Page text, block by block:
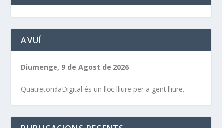
AVUÍ
Diumenge, 9 de Agost de 2026
QuatretondaDigital és un lloc lliure per a gent lliure.